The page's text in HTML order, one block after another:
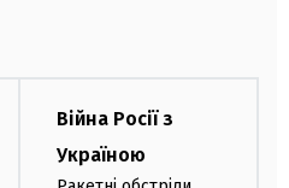
Війна Росії з
Україною